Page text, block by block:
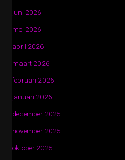
juni 2026
mei 2026
april 2026
maart 2026
februari 2026
januari 2026
december 2025
november 2025
oktober 2025